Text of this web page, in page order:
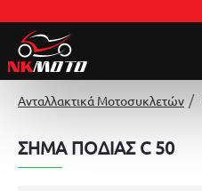
Ανταλλακτικά Μοτοσυκλετών
ΣΗΜΑ ΠΟΔΙΑΣ C 50